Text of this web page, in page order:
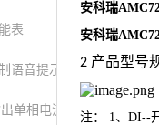
表
语音提示功能
单相电流表
安科瑞
安科瑞
2 产品型号
注： 1、DI--